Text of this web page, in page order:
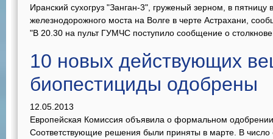
Иранский сухогруз "Занган-3", груженый зерном, в пятницу
железнодорожного моста на Волге в черте Астрахани,
"В 20.30 на пульт ГУМЧС поступило сообщение о
10 новых действующих
биопестициды одобрены
12.05.2013
Европейская Комиссия объявила о формальном
Соответствующие решения были приняты в марте. В